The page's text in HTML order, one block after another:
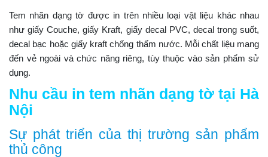
Tem nhãn dạng tờ được in trên nhiều loại vật liệu khác nhau
như giấy Couche, giấy Kraft, giấy decal PVC, decal trong suốt,
decal bạc hoặc giấy kraft chống thấm nước. Mỗi chất liệu mang
đến vẻ ngoài và chức năng riêng, tùy thuộc vào sản phẩm sử
dụng.
Nhu cầu in tem nhãn dạng tờ tại Hà
Nội
Sự phát triển của thị trường sản phẩm
thủ công